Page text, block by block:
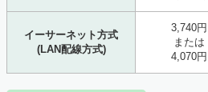
イーサーネット方式
(LAN配線方式)
3,740円
または
4,070円